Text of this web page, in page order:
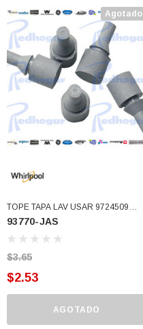
Agotado
TOPE TAPA LAV USAR 9724509
(93770-JAS)
93770-JAS
$3.65
$2.53
AGOTADO